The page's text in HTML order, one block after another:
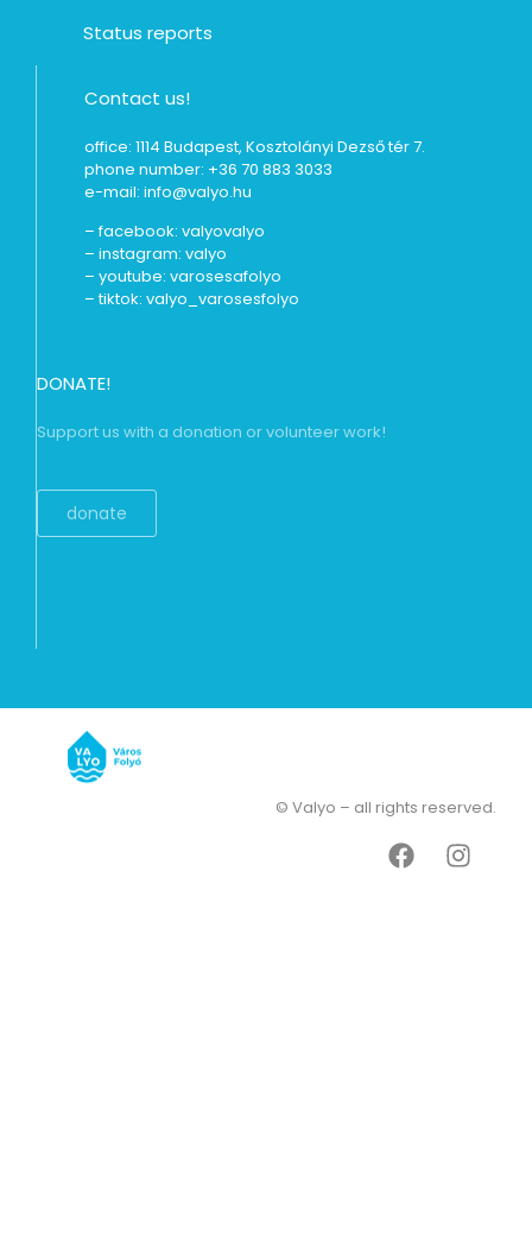
Status reports
Contact us!
office: 1114 Budapest, Kosztolányi Dezső tér 7.
phone number: +36 70 883 3033
e-mail: info@valyo.hu
– facebook: valyovalyo
– instagram: valyo
– youtube: varosesafolyo
– tiktok: valyo_varosesfolyo
DONATE!
Support us with a donation or volunteer work!
donate
© Valyo – all rights reserved.